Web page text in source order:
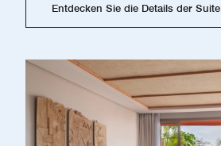
Entdecken Sie die Details der Suite